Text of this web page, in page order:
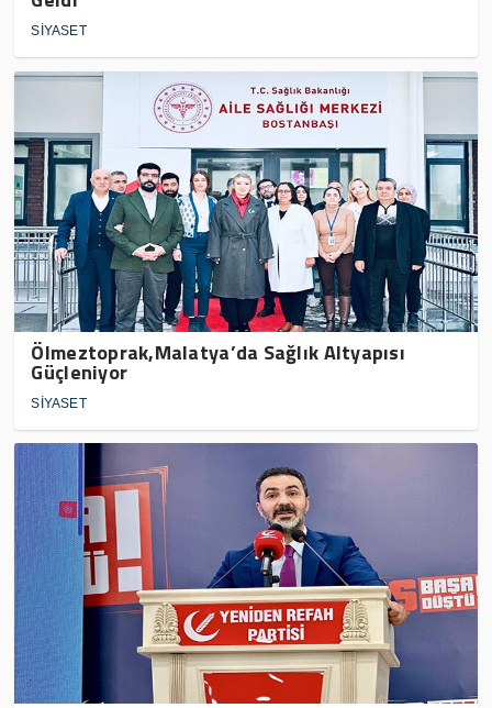
SİYASET
Ölmeztoprak,Malatya’da Sağlık Altyapısı
Güçleniyor
SİYASET